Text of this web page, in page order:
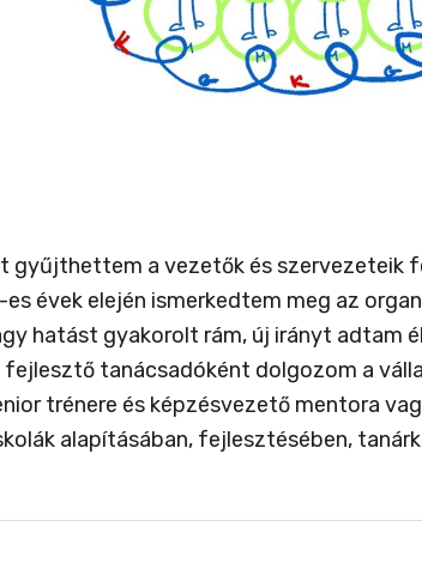
a vezetők és szervezeteik
évek elején ismerkedtem meg az
hatást gyakorolt rám, új irányt adtam
tanácsadóként dolgozom a
trénere és képzésvezető mentora
alapításában, fejlesztésében,